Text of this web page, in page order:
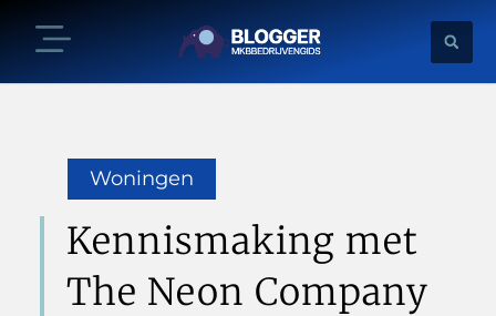
Woningen
Kennismaking met
The Neon Company